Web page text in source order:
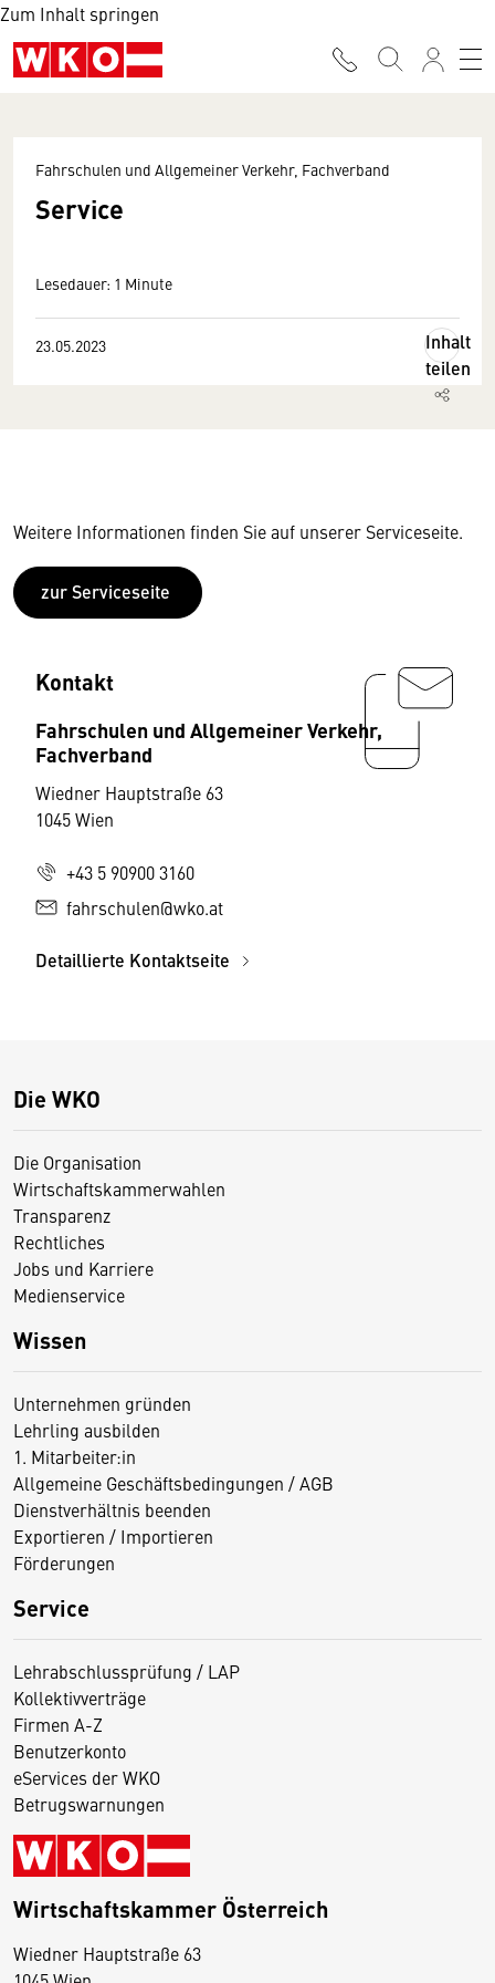
Zum Inhalt springen
Fahrschulen und Allgemeiner Verkehr, Fachverband
Service
Lesedauer: 1 Minute
23.05.2023
Inhalt
teilen
Weitere Informationen finden Sie auf unserer Serviceseite.
zur Serviceseite
Kontakt
Fahrschulen und Allgemeiner Verkehr,
Fachverband
Wiedner Hauptstraße 63
1045 Wien
+43 5 90900 3160
fahrschulen@wko.at
Detaillierte Kontaktseite
Die WKO
Die Organisation
Wirtschaftskammerwahlen
Transparenz
Rechtliches
Jobs und Karriere
Medienservice
Wissen
Unternehmen gründen
Lehrling ausbilden
1. Mitarbeiter:in
Allgemeine Geschäftsbedingungen / AGB
Dienstverhältnis beenden
Exportieren / Importieren
Förderungen
Service
Lehrabschlussprüfung / LAP
Kollektivverträge
Firmen A-Z
Benutzerkonto
eServices der WKO
Betrugswarnungen
Wirtschaftskammer Österreich
Wiedner Hauptstraße 63
D